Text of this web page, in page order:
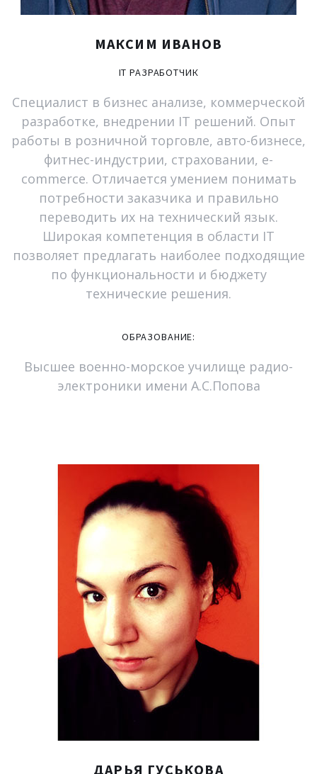
МАКСИМ ИВАНОВ
IT РАЗРАБОТЧИК
Специалист в бизнес анализе, коммерческой
разработке, внедрении IT решений. Опыт
работы в розничной торговле, авто-бизнесе,
фитнес-индустрии, страховании, e-
commerce. Отличается умением понимать
потребности заказчика и правильно
переводить их на технический язык.
Широкая компетенция в области IT
позволяет предлагать наиболее подходящие
по функциональности и бюджету
технические решения.
ОБРАЗОВАНИЕ:
Высшее военно-морское училище радио-
электроники имени А.С.Попова
ДАРЬЯ ГУСЬКОВА